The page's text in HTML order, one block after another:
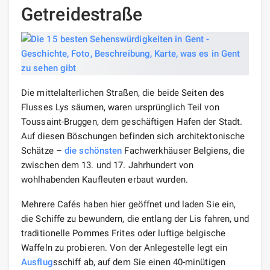
Getreidestraße
Die mittelalterlichen Straßen, die beide Seiten des
Flusses Lys säumen, waren ursprünglich Teil von
Toussaint-Bruggen, dem geschäftigen Hafen der Stadt.
Auf diesen Böschungen befinden sich architektonische
Schätze – die schönsten Fachwerkhäuser Belgiens, die
zwischen dem 13. und 17. Jahrhundert von
wohlhabenden Kaufleuten erbaut wurden.
Mehrere Cafés haben hier geöffnet und laden Sie ein,
die Schiffe zu bewundern, die entlang der Lis fahren, und
traditionelle Pommes Frites oder luftige belgische
Waffeln zu probieren. Von der Anlegestelle legt ein
Ausflugsschiff ab, auf dem Sie einen 40-minütigen